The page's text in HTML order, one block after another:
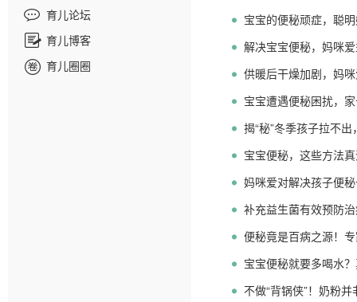
育儿论坛
育儿博客
育儿圈圈
宝宝的便秘顽症，聪
解决宝宝便秘，妈咪
供暖后干燥加剧，妈
宝宝遭遇便秘困扰，
揭“秘”冬季孩子拉不出
宝宝便秘，这些方法
妈咪爱对解决孩子便
补充益生菌有效预防
便秘竟是百病之源！
宝宝便秘就要多喝水
不做“背锅侠”！奶粉